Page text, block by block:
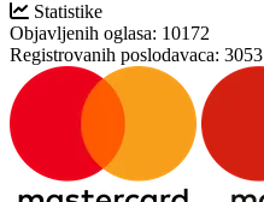
Statistike
Objavljenih oglasa: 10172
Registrovanih poslodavaca: 3053